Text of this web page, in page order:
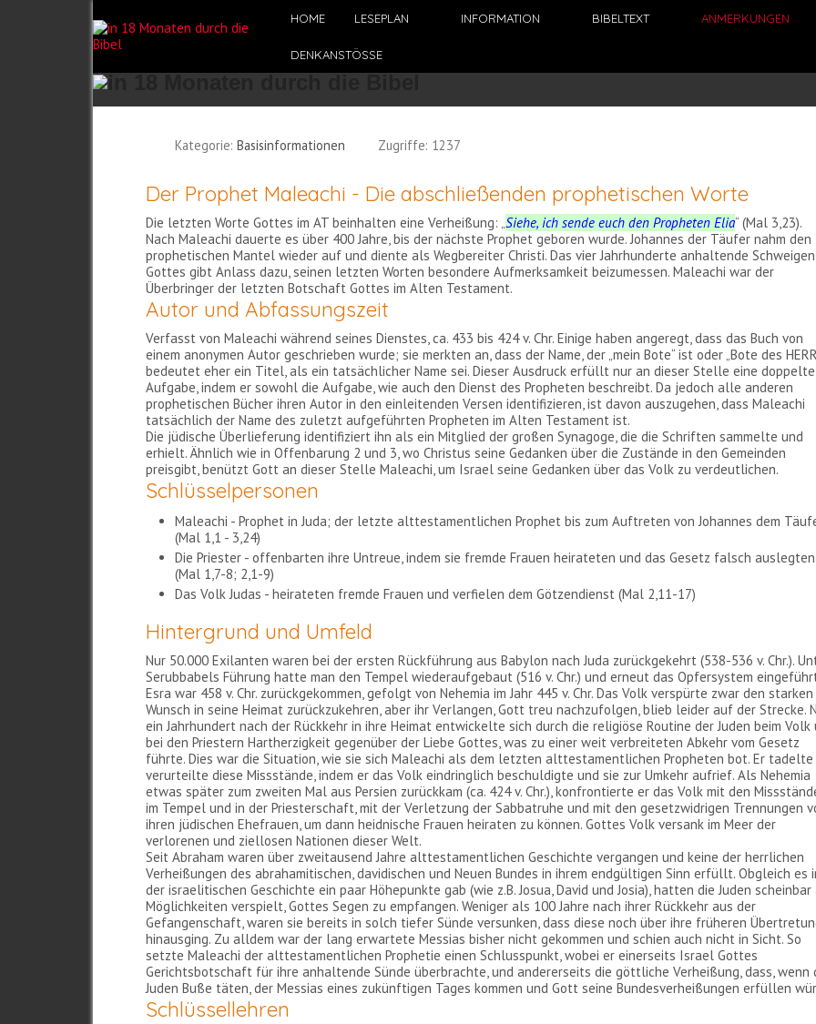
HOME LESEPLAN INFORMATION BIBELTEXT ANMERKUNGEN
DENKANSTÖSSE
Kategorie:Basisinformationen Zugriffe: 1237
Der Prophet Maleachi - Die abschließenden prophetischen Worte
Die letzten Worte Gottes im AT beinhalten eine Verheißung: „Siehe, ich sende euch den Propheten Elia“ (Mal 3,23).
Nach Maleachi dauerte es über 400 Jahre, bis der nächste Prophet geboren wurde. Johannes der Täufer nahm den
prophetischen Mantel wieder auf und diente als Wegbereiter Christi. Das vier Jahrhunderte anhaltende Schweigen
Gottes gibt Anlass dazu, seinen letzten Worten besondere Aufmerksamkeit beizumessen. Maleachi war der
Überbringer der letzten Botschaft Gottes im Alten Testament.
Autor und Abfassungszeit
Verfasst von Maleachi während seines Dienstes, ca. 433 bis 424 v. Chr. Einige haben angeregt, dass das Buch von
einem anonymen Autor geschrieben wurde; sie merkten an, dass der Name, der „mein Bote“ ist oder „Bote des
bedeutet eher ein Titel, als ein tatsächlicher Name sei. Dieser Ausdruck erfüllt nur an dieser Stelle eine doppelte
Aufgabe, indem er sowohl die Aufgabe, wie auch den Dienst des Propheten beschreibt. Da jedoch alle anderen
prophetischen Bücher ihren Autor in den einleitenden Versen identifizieren, ist davon auszugehen, dass Maleachi
tatsächlich der Name des zuletzt aufgeführten Propheten im Alten Testament ist.
Die jüdische Überlieferung identifiziert ihn als ein Mitglied der großen Synagoge, die die Schriften sammelte und
erhielt. Ähnlich wie in Offenbarung 2 und 3, wo Christus seine Gedanken über die Zustände in den Gemeinden
preisgibt, benützt Gott an dieser Stelle Maleachi, um Israel seine Gedanken über das Volk zu verdeutlichen.
Schlüsselpersonen
Maleachi - Prophet in Juda; der letzte alttestamentlichen Prophet bis zum Auftreten von Johannes dem
(Mal 1,1 - 3,24)
Die Priester - offenbarten ihre Untreue, indem sie fremde Frauen heirateten und das Gesetz falsch auslegten
(Mal 1,7-8; 2,1-9)
Das Volk Judas - heirateten fremde Frauen und verfielen dem Götzendienst (Mal 2,11-17)
Hintergrund und Umfeld
Nur 50.000 Exilanten waren bei der ersten Rückführung aus Babylon nach Juda zurückgekehrt (538-536 v. Chr.).
Serubbabels Führung hatte man den Tempel wiederaufgebaut (516 v. Chr.) und erneut das Opfersystem
Esra war 458 v. Chr. zurückgekommen, gefolgt von Nehemia im Jahr 445 v. Chr. Das Volk verspürte zwar den starken
Wunsch in seine Heimat zurückzukehren, aber ihr Verlangen, Gott treu nachzufolgen, blieb leider auf der Strecke.
ein Jahrhundert nach der Rückkehr in ihre Heimat entwickelte sich durch die religiöse Routine der Juden beim Volk
bei den Priestern Hartherzigkeit gegenüber der Liebe Gottes, was zu einer weit verbreiteten Abkehr vom Gesetz
führte. Dies war die Situation, wie sie sich Maleachi als dem letzten alttestamentlichen Propheten bot. Er tadelte
verurteilte diese Missstände, indem er das Volk eindringlich beschuldigte und sie zur Umkehr aufrief. Als Nehemia
etwas später zum zweiten Mal aus Persien zurückkam (ca. 424 v. Chr.), konfrontierte er das Volk mit den
im Tempel und in der Priesterschaft, mit der Verletzung der Sabbatruhe und mit den gesetzwidrigen Trennungen
ihren jüdischen Ehefrauen, um dann heidnische Frauen heiraten zu können. Gottes Volk versank im Meer der
verlorenen und ziellosen Nationen dieser Welt.
Seit Abraham waren über zweitausend Jahre alttestamentlichen Geschichte vergangen und keine der herrlichen
Verheißungen des abrahamitischen, davidischen und Neuen Bundes in ihrem endgültigen Sinn erfüllt. Obgleich es
der israelitischen Geschichte ein paar Höhepunkte gab (wie z.B. Josua, David und Josia), hatten die Juden
Möglichkeiten verspielt, Gottes Segen zu empfangen. Weniger als 100 Jahre nach ihrer Rückkehr aus der
Gefangenschaft, waren sie bereits in solch tiefer Sünde versunken, dass diese noch über ihre früheren
hinausging. Zu alldem war der lang erwartete Messias bisher nicht gekommen und schien auch nicht in Sicht. So
setzte Maleachi der alttestamentlichen Prophetie einen Schlusspunkt, wobei er einerseits Israel Gottes
Gerichtsbotschaft für ihre anhaltende Sünde überbrachte, und andererseits die göttliche Verheißung, dass, wenn
Juden Buße täten, der Messias eines zukünftigen Tages kommen und Gott seine Bundesverheißungen erfüllen
Schlüssellehren